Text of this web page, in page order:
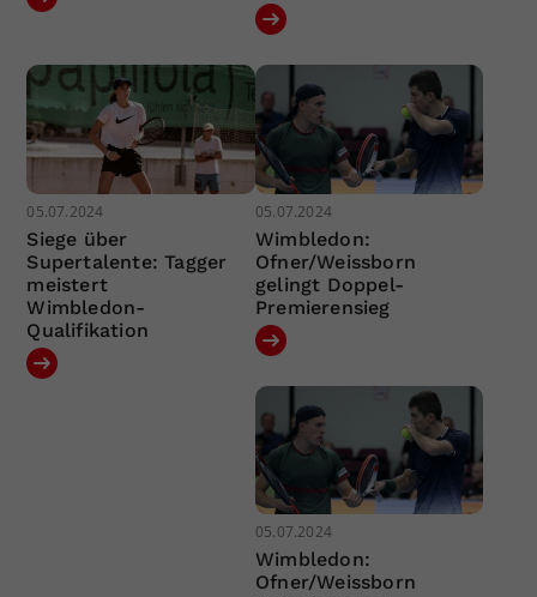
05.07.2024
Siege über
Supertalente: Tagger
meistert
Wimbledon-
Qualifikation
05.07.2024
Wimbledon:
Ofner/Weissborn
gelingt Doppel-
Premierensieg
05.07.2024
Wimbledon:
Ofner/Weissborn